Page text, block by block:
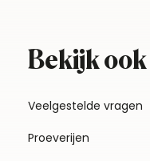
Bekijk ook
Veelgestelde vragen
Proeverijen